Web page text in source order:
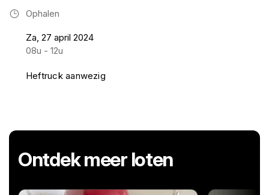
Ophalen
Za, 27 april 2024
08u - 12u
Heftruck aanwezig
Ontdek meer loten